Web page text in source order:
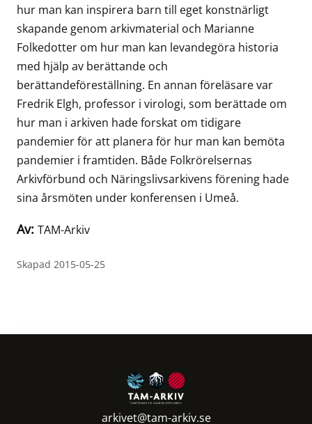
hur man kan inspirera barn till eget konstnärligt
skapande genom arkivmaterial och Marianne
Folkedotter om hur man kan levandegöra historia
med hjälp av berättande och
berättandeföreställning. En annan föreläsare var
Fredrik Elgh, professor i virologi, som berättade om
hur man i arkiven hade forskat om tidigare
pandemier för att planera för hur man kan bemöta
pandemier i framtiden. Både Folkrörelsernas
Arkivförbund och Näringslivsarkivens förening hade
sina årsmöten under konferensen i Umeå.
Av: TAM-Arkiv
Skapad 2015-05-25
arkivet@tam-arkiv.se